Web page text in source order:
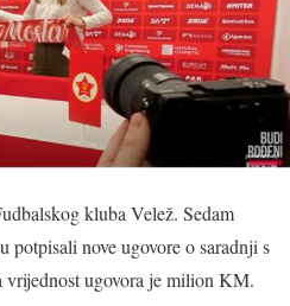
kluba Velež. Sedam
potpisali nove ugovore o saradnji s
ugovora je milion KM.